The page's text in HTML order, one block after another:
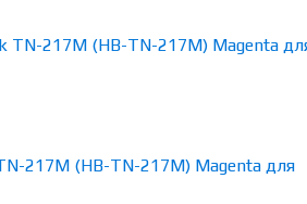
217M (HB-TN-217M) Magenta для